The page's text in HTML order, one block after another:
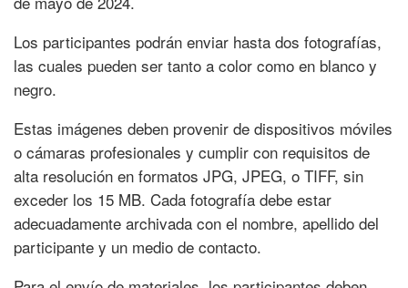
Los participantes podrán enviar hasta dos fotografías,
las cuales pueden ser tanto a color como en blanco y
negro.
Estas imágenes deben provenir de dispositivos móviles
o cámaras profesionales y cumplir con requisitos de
alta resolución en formatos JPG, JPEG, o TIFF, sin
exceder los 15 MB. Cada fotografía debe estar
adecuadamente archivada con el nombre, apellido del
participante y un medio de contacto.